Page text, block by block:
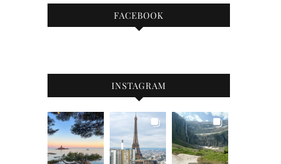
FACEBOOK
INSTAGRAM